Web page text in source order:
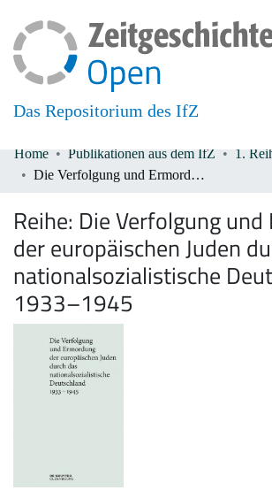
Das Repositorium des IfZ
Communities & Collections
Home Publikationen aus dem IfZ
1.
Die Verfolgung und Ermordung der europäischen Juden durch das nationalsozialistische Deutschland 1933–1945
Reihe: Die Verfolgung
der europäischen Juden
nationalsozialistische
1933–1945